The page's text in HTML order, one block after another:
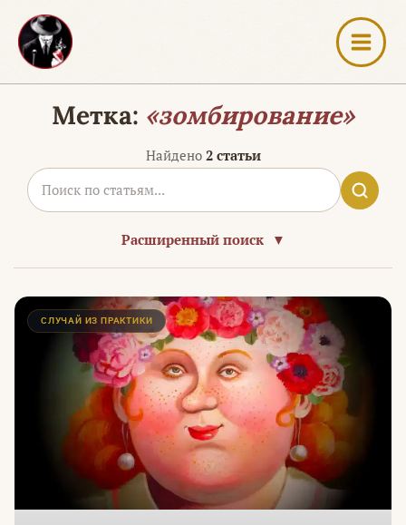
Перейти
содержимому
Метка: «зомбирование»
Найдено 2 статьи
Расширенный поиск ▼
СЛУЧАЙ ИЗ ПРАКТИКИ